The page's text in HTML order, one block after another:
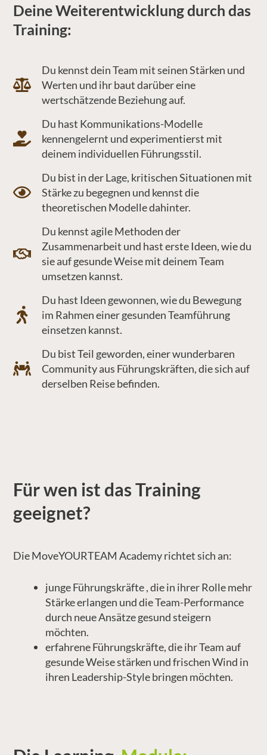
Deine Weiterentwicklung durch das
Training:
Du kennst dein Team mit seinen Stärken und
Werten und ihr baut darüber eine
wertschätzende Beziehung auf.
Du hast Kommunikations-Modelle
kennengelernt und experimentierst mit
deinem individuellen Führungsstil.
Du bist in der Lage, kritischen Situationen mit
Stärke zu begegnen und kennst die
theoretischen Modelle dahinter.
Du kennst agile Methoden der
Zusammenarbeit und hast erste Ideen, wie du
sie auf gesunde Weise mit deinem Team
umsetzen kannst.
Du hast Ideen gewonnen, wie du Bewegung
im Rahmen einer gesunden Teamführung
einsetzen kannst.
Du bist Teil geworden, einer wunderbaren
Community aus Führungskräften, die sich auf
derselben Reise befinden.
Für wen ist das Training
geeignet?
Die MoveYOURTEAM Academy richtet sich an:
junge Führungskräfte , die in ihrer Rolle mehr
Stärke erlangen und die Team-Performance
durch neue Ansätze gesund steigern
möchten.
erfahrene Führungskräfte, die ihr Team auf
gesunde Weise stärken und frischen Wind in
ihren Leadership-Style bringen möchten.